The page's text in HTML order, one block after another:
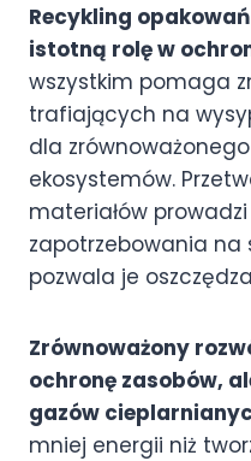
Recykling
istotną rolę w
wszystkim pomaga
trafiających na
dla
ekosystemów.
materiałów
zapotrzebowania
pozwala je
Zrównoważony
ochronę zasobów,
gazów
mniej energii niż